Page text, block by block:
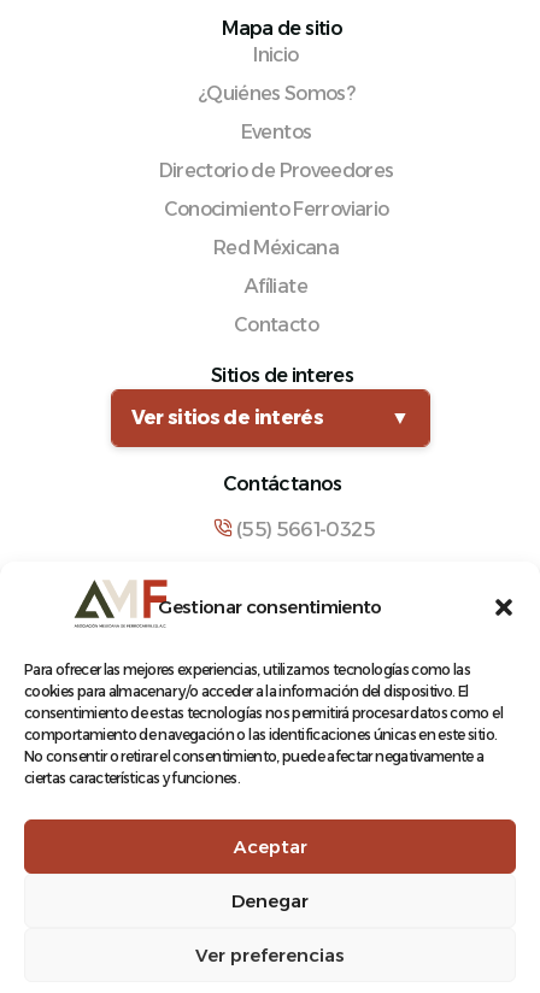
Gestionar consentimiento
Para ofrecer las mejores experiencias, utilizamos tecnologías como las
cookies para almacenar y/o acceder a la información del dispositivo. El
consentimiento de estas tecnologías nos permitirá procesar datos como el
comportamiento de navegación o las identificaciones únicas en este sitio.
No consentir o retirar el consentimiento, puede afectar negativamente a
ciertas características y funciones.
Aceptar
Denegar
Ver preferencias
Mapa de sitio
Inicio
¿Quiénes Somos?
Eventos
Directorio de Proveedores
Conocimiento Ferroviario
Red Méxicana
Afíliate
Contacto
Sitios de interes
Ver sitios de interés
▼
Contáctanos
(55) 5661-0325
Manuel María Contreras 133, Cuauhtémoc,
Terminos y condiciones
Log In